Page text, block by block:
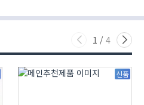
1 / 4
신품